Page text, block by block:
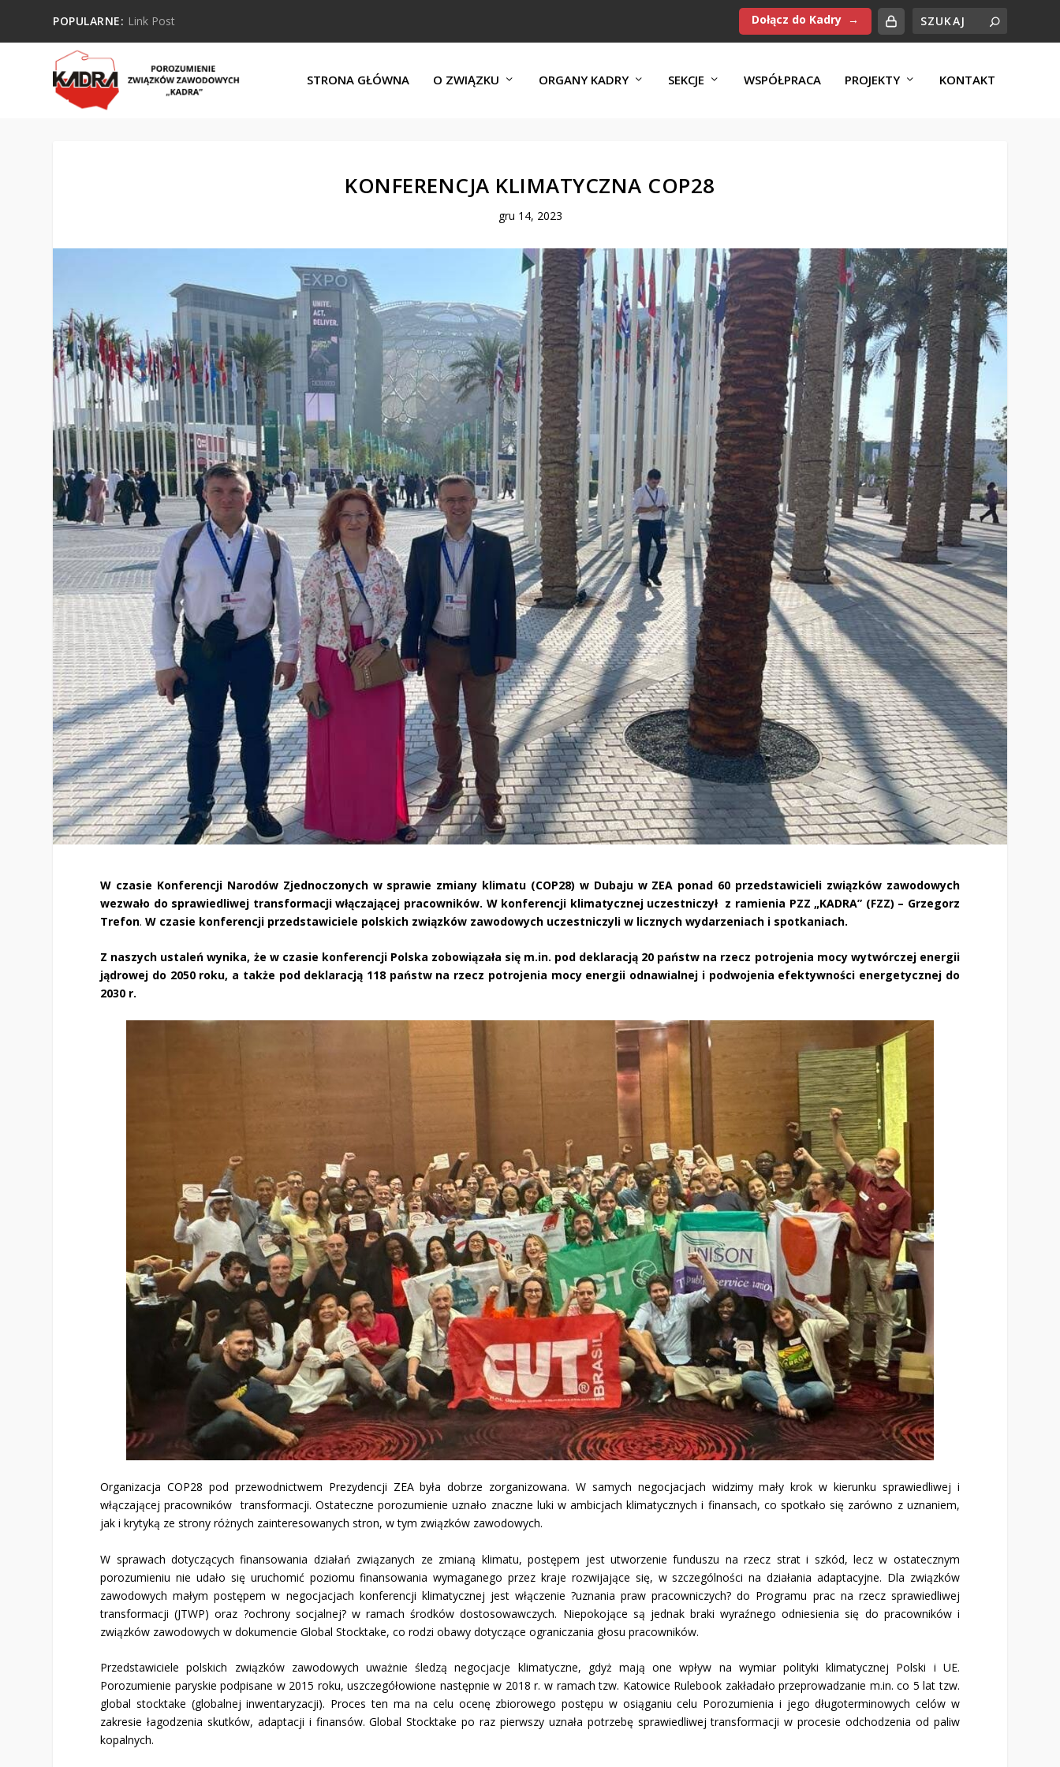
POPULARNE: Link Post Dołącz do Kadry
STRONA GŁÓWNA O ZWIĄZKU ORGANY KADRY SEKCJE WSPÓŁPRACA PROJEKTY KONTAKT
KONFERENCJA KLIMATYCZNA COP28
gru 14, 2023
W czasie Konferencji Narodów Zjednoczonych w sprawie zmiany klimatu (COP28) w Dubaju w ZEA ponad 60 przedstawicieli związków zawodowych
wezwało do sprawiedliwej transformacji włączającej pracowników. W konferencji klimatycznej uczestniczył z ramienia PZZ „KADRA” (FZZ) – Grzegorz
Trefon.W czasie konferencji przedstawiciele polskich związków zawodowych uczestniczyli w licznych wydarzeniach i spotkaniach.
Z naszych ustaleń wynika, że w czasie konferencji Polska zobowiązała się m.in. pod deklaracją 20 państw na rzecz potrojenia mocy wytwórczej energii
jądrowej do 2050 roku, a także pod deklaracją 118 państw na rzecz potrojenia mocy energii odnawialnej i podwojenia efektywności energetycznej do
2030 r.
Organizacja COP28 pod przewodnictwem Prezydencji ZEA była dobrze zorganizowana. W samych negocjacjach widzimy mały krok w kierunku sprawiedliwej i
włączającej pracowników transformacji. Ostateczne porozumienie uznało znaczne luki w ambicjach klimatycznych i finansach, co spotkało się zarówno z uznaniem,
jak i krytyką ze strony różnych zainteresowanych stron, w tym związków zawodowych.
W sprawach dotyczących finansowania działań związanych ze zmianą klimatu, postępem jest utworzenie funduszu na rzecz strat i szkód, lecz w ostatecznym
porozumieniu nie udało się uruchomić poziomu finansowania wymaganego przez kraje rozwijające się, w szczególności na działania adaptacyjne. Dla związków
zawodowych małym postępem w negocjacjach konferencji klimatycznej jest włączenie ?uznania praw pracowniczych? do Programu prac na rzecz sprawiedliwej
transformacji (JTWP) oraz ?ochrony socjalnej? w ramach środków dostosowawczych. Niepokojące są jednak braki wyraźnego odniesienia się do pracowników i
związków zawodowych w dokumencie Global Stocktake, co rodzi obawy dotyczące ograniczania głosu pracowników.
Przedstawiciele polskich związków zawodowych uważnie śledzą negocjacje klimatyczne, gdyż mają one wpływ na wymiar polityki klimatycznej Polski i UE.
Porozumienie paryskie podpisane w 2015 roku, uszczegółowione następnie w 2018 r. w ramach tzw. Katowice Rulebook zakładało przeprowadzanie m.in. co 5 lat tzw.
global stocktake (globalnej inwentaryzacji). Proces ten ma na celu ocenę zbiorowego postępu w osiąganiu celu Porozumienia i jego długoterminowych celów w
zakresie łagodzenia skutków, adaptacji i finansów. Global Stocktake po raz pierwszy uznała potrzebę sprawiedliwej transformacji w procesie odchodzenia od paliw
kopalnych.